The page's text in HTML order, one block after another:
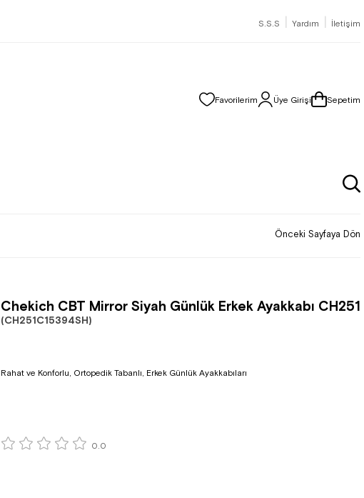
S.S.S | Yardım | İletişim
Favorilerim Üye Girişi Sepetim
Önceki Sayfaya Dön
Chekich CBT Mirror Siyah Günlük Erkek Ayakkabı CH251
(CH251C15394SH)
Rahat ve Konforlu, Ortopedik Tabanlı, Erkek Günlük Ayakkabıları
0.0